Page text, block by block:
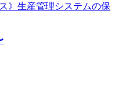
》生産管理システムの保